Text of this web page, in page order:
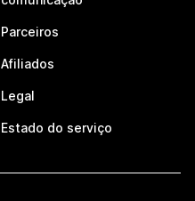
Parceiros
Afiliados
Legal
Estado do serviço